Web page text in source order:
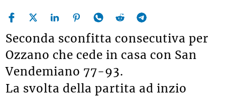
Seconda sconfitta consecutiva per
Ozzano che cede in casa con San
Vendemiano 77-93.
La svolta della partita ad inzio